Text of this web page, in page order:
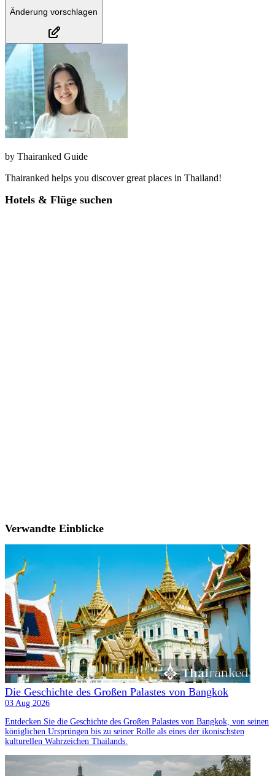
Änderung vorschlagen
by Thairanked Guide
Thairanked helps you discover great places in Thailand!
Hotels & Flüge suchen
Verwandte Einblicke
Die Geschichte des Großen Palastes von Bangkok
03 Aug 2026
Entdecken Sie die Geschichte des Großen Palastes von Bangkok, von seinen
königlichen Ursprüngen bis zu seiner Rolle als eines der ikonischsten
kulturellen Wahrzeichen Thailands.